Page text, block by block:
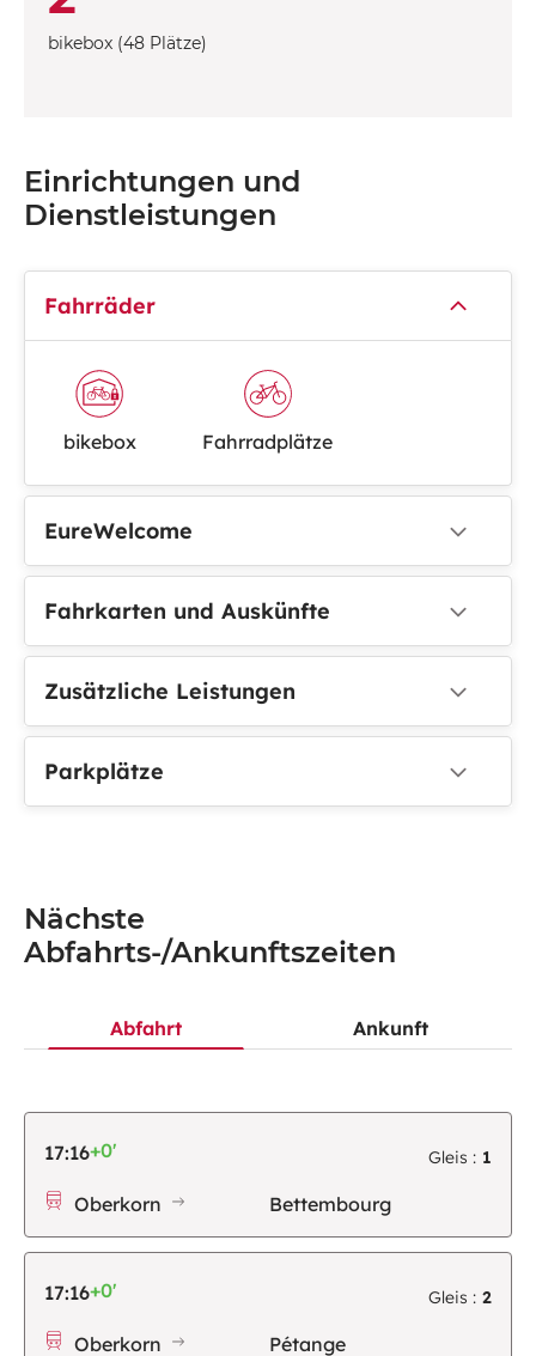
bikebox (48 Plätze)
Einrichtungen und
Dienstleistungen
Fahrräder
bikebox Fahrradplätze
EureWelcome
Fahrkarten und Auskünfte
Zusätzliche Leistungen
Parkplätze
Nächste
Abfahrts-/Ankunftszeiten
Abfahrt Ankunft
17:16+0' Gleis : 1
Oberkorn Bettembourg
17:16+0' Gleis : 2
Oberkorn Pétange